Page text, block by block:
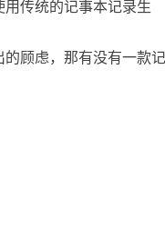
传统的记事本记录生
顾虑，那有没有一款记